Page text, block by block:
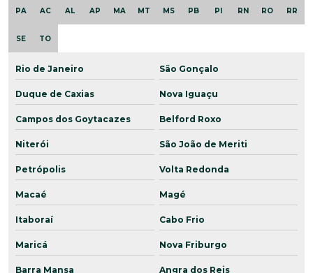
PA AC AL AP MA MT MS PB PI RN RO RR
SE TO
Rio de Janeiro São Gonçalo
Duque de Caxias Nova Iguaçu
Campos dos Goytacazes Belford Roxo
Niterói São João de Meriti
Petrópolis Volta Redonda
Macaé Magé
Itaboraí Cabo Frio
Maricá Nova Friburgo
Barra Mansa Angra dos Reis